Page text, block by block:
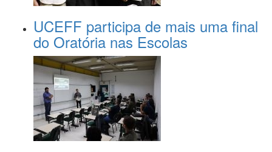
UCEFF participa de mais uma final
do Oratória nas Escolas